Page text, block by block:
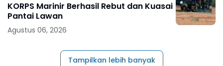
KORPS Marinir Berhasil Rebut dan Kuasai
Pantai Lawan
Agustus 06, 2026
Tampilkan lebih banyak